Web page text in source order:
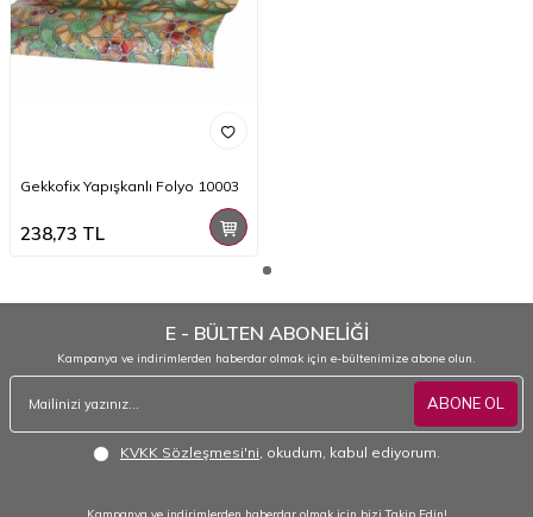
Gekkofix Yapışkanlı Folyo 10003
238,73 TL
E - BÜLTEN ABONELİĞİ
Kampanya ve indirimlerden haberdar olmak için e-bültenimize abone olun.
ABONE OL
KVKK Sözleşmesi'ni , okudum, kabul ediyorum.
Kampanya ve indirimlerden haberdar olmak için bizi Takip Edin!